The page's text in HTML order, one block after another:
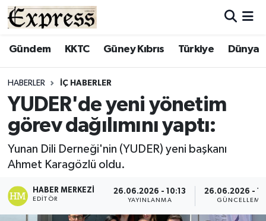
Gündem KKTC Güney Kıbrıs Türkiye Dünya
HABERLER İÇ HABERLER
YUDER'de yeni yönetim
görev dağılımını yaptı:
Yunan Dili Derneği'nin (YUDER) yeni başkanı
Ahmet Karagözlü oldu.
HABER MERKEZI
EDITÖR
26.06.2026 - 10:13
YAYINLANMA
26.06.2026 -
GÜNCELLEME
ALAYKÖY
BİLİM
DÜNYA
EĞİTİM
Hava Durumu
Süper Lig Puan Durumu ve Fikstür
Tüm Manşetler
Son Dakika Haberleri
Haber Arşivi